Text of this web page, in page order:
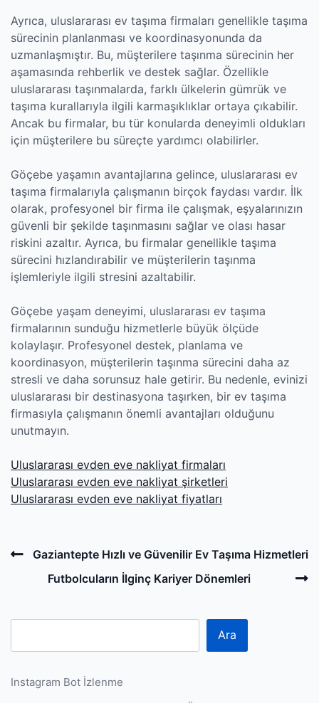
Ayrıca, uluslararası ev taşıma firmaları genellikle taşıma
sürecinin planlanması ve koordinasyonunda da
uzmanlaşmıştır. Bu, müşterilere taşınma sürecinin her
aşamasında rehberlik ve destek sağlar. Özellikle
uluslararası taşınmalarda, farklı ülkelerin gümrük ve
taşıma kurallarıyla ilgili karmaşıklıklar ortaya çıkabilir.
Ancak bu firmalar, bu tür konularda deneyimli oldukları
için müşterilere bu süreçte yardımcı olabilirler.
Göçebe yaşamın avantajlarına gelince, uluslararası ev
taşıma firmalarıyla çalışmanın birçok faydası vardır. İlk
olarak, profesyonel bir firma ile çalışmak, eşyalarınızın
güvenli bir şekilde taşınmasını sağlar ve olası hasar
riskini azaltır. Ayrıca, bu firmalar genellikle taşıma
sürecini hızlandırabilir ve müşterilerin taşınma
işlemleriyle ilgili stresini azaltabilir.
Göçebe yaşam deneyimi, uluslararası ev taşıma
firmalarının sunduğu hizmetlerle büyük ölçüde
kolaylaşır. Profesyonel destek, planlama ve
koordinasyon, müşterilerin taşınma sürecini daha az
stresli ve daha sorunsuz hale getirir. Bu nedenle, evinizi
uluslararası bir destinasyona taşırken, bir ev taşıma
firmasıyla çalışmanın önemli avantajları olduğunu
unutmayın.
Uluslararası evden eve nakliyat firmaları
Uluslararası evden eve nakliyat şirketleri
Uluslararası evden eve nakliyat fiyatları
Post
navigation
PreviousGaziantepte Hızlı ve Güvenilir Ev Taşıma Hizmetleri
Futbolcuların İlginç Kariyer Dönemleri
Ara
Instagram Bot İzlenme